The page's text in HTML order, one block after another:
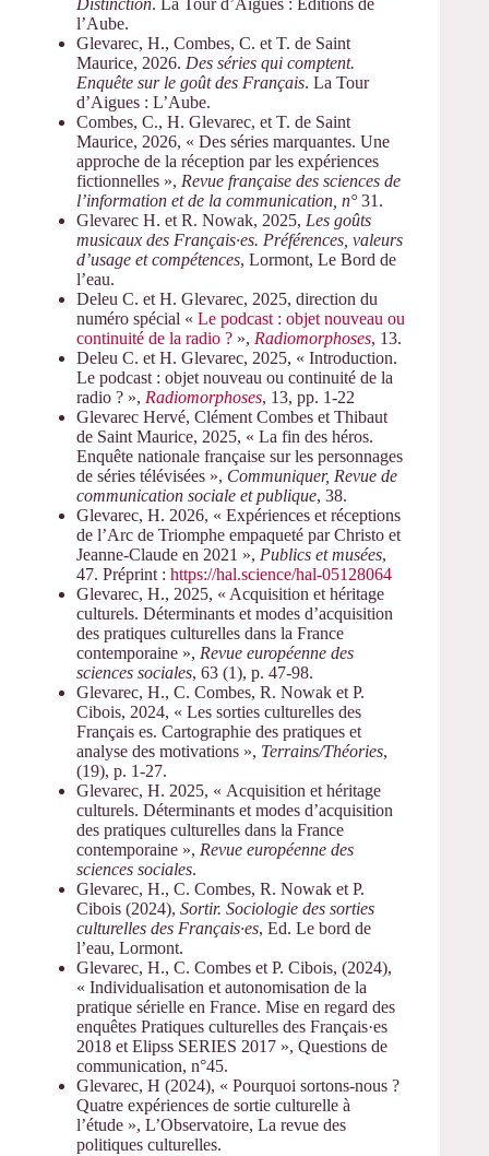
Distinction. La Tour d’Aigues : Editions de
l’Aube.
Glevarec, H., Combes, C. et T. de Saint
Maurice, 2026. Des séries qui comptent.
Enquête sur le goût des Français. La Tour
d’Aigues : L’Aube.
Combes, C., H. Glevarec, et T. de Saint
Maurice, 2026, « Des séries marquantes. Une
approche de la réception par les expériences
fictionnelles », Revue française des sciences de
l’information et de la communication, n°31.
Glevarec H. et R. Nowak, 2025, Les goûts
musicaux des Français·es. Préférences, valeurs
d’usage et compétences, Lormont, Le Bord de
l’eau.
Deleu C. et H. Glevarec, 2025, direction du
numéro spécial « Le podcast : objet nouveau ou
continuité de la radio ? », Radiomorphoses, 13.
Deleu C. et H. Glevarec, 2025, « Introduction.
Le podcast : objet nouveau ou continuité de la
radio ? », Radiomorphoses, 13, pp. 1-22
Glevarec Hervé, Clément Combes et Thibaut
de Saint Maurice, 2025, « La fin des héros.
Enquête nationale française sur les personnages
de séries télévisées », Communiquer, Revue de
communication sociale et publique, 38.
Glevarec, H. 2026, « Expériences et réceptions
de l’Arc de Triomphe empaqueté par Christo et
Jeanne-Claude en 2021 », Publics et musées,
47. Préprint : https://hal.science/hal-05128064
Glevarec, H., 2025, « Acquisition et héritage
culturels. Déterminants et modes d’acquisition
des pratiques culturelles dans la France
contemporaine », Revue européenne des
sciences sociales, 63 (1), p. 47-98.
Glevarec, H., C. Combes, R. Nowak et P.
Cibois, 2024, « Les sorties culturelles des
Français es. Cartographie des pratiques et
analyse des motivations », Terrains/Théories,
(19), p. 1-27.
Glevarec, H. 2025, « Acquisition et héritage
culturels. Déterminants et modes d’acquisition
des pratiques culturelles dans la France
contemporaine », Revue européenne des
sciences sociales.
Glevarec, H., C. Combes, R. Nowak et P.
Cibois (2024), Sortir. Sociologie des sorties
culturelles des Français·es, Ed. Le bord de
l’eau, Lormont.
Glevarec, H., C. Combes et P. Cibois, (2024),
« Individualisation et autonomisation de la
pratique sérielle en France. Mise en regard des
enquêtes Pratiques culturelles des Français·es
2018 et Elipss SERIES 2017 », Questions de
communication, n°45.
Glevarec, H (2024), « Pourquoi sortons-nous ?
Quatre expériences de sortie culturelle à
l’étude », L’Observatoire, La revue des
politiques culturelles.